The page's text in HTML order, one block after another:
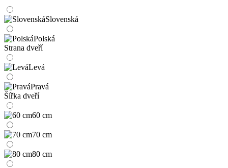
Slovenská
Polská
Strana dveří
Levá
Pravá
Šířka dveří
60 cm
70 cm
80 cm